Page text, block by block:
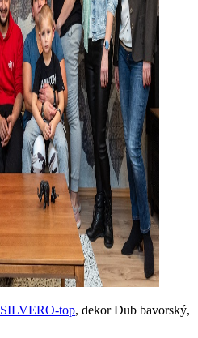
SILVERO-top, dekor Dub bavorský,